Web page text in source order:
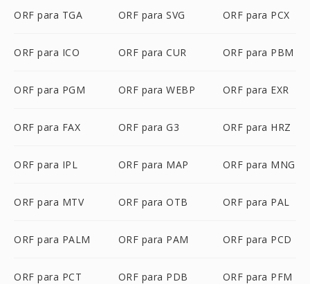
ORF para TGA ORF para SVG ORF para PCX
ORF para ICO ORF para CUR ORF para PBM
ORF para PGM ORF para WEBP ORF para EXR
ORF para FAX ORF para G3 ORF para HRZ
ORF para IPL ORF para MAP ORF para MNG
ORF para MTV ORF para OTB ORF para PAL
ORF para PALM ORF para PAM ORF para PCD
ORF para PCT ORF para PDB ORF para PFM